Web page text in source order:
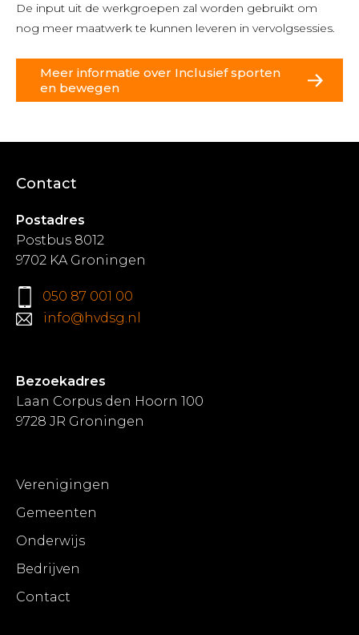
De input uit de werkgroepen zal worden gebruikt om
nog meer maatwerk te kunnen leveren in vervolgsessies.
Meer informatie over Inclusief sporten
en bewegen
Contact
Postadres
Postbus 8012
9702 KA Groningen
050 87 001 00
info@hvdsg.nl
Bezoekadres
Laan Corpus den Hoorn 100
9728 JR Groningen
Verenigingen
Gemeenten
Onderwijs
Bedrijven
Contact